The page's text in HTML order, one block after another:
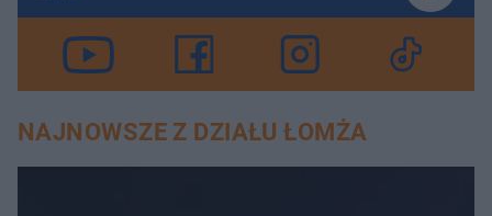
NAJNOWSZE Z DZIAŁU ŁOMŻA